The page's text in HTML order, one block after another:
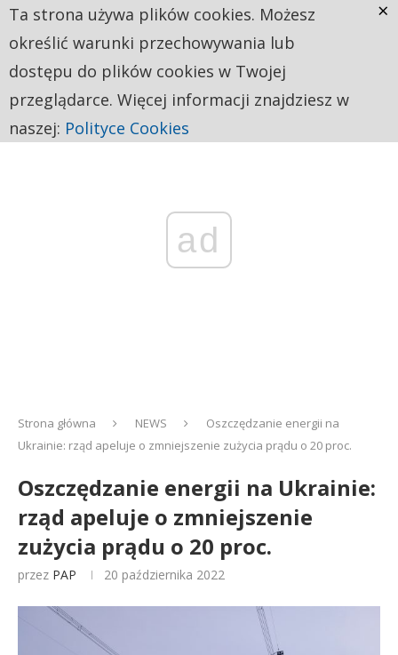
ad
Strona główna NEWS
Oszczędzanie energii na
Ukrainie: rząd apeluje o zmniejszenie zużycia prądu o 20 proc.
Oszczędzanie energii na Ukrainie:
rząd apeluje o zmniejszenie
zużycia prądu o 20 proc.
przez PAP 20 października 2022
Ta strona używa plików cookies. Możesz
określić warunki przechowywania lub
dostępu do plików cookies w Twojej
przeglądarce. Więcej informacji znajdziesz w
naszej: Polityce Cookies
×